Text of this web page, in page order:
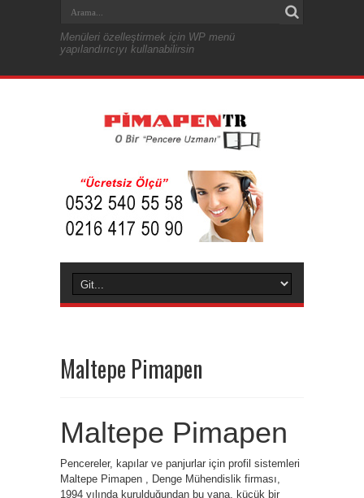
Menüleri özelleştirmek için WP menü
yapılandırıcıyı kullanabilirsin
Maltepe Pimapen
Maltepe Pimapen
Pencereler, kapılar ve panjurlar için profil sistemleri
Maltepe Pimapen , Denge Mühendislik firması,
1994 yılında kurulduğundan bu yana, küçük bir